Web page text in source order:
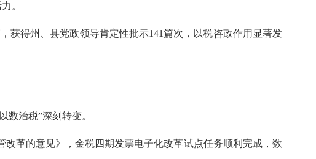
。
得州、县党政领导肯定性批示141篇次，以税咨政作用显著发
治税”深刻转变。
革的意见》，金税四期发票电子化改革试点任务顺利完成，数